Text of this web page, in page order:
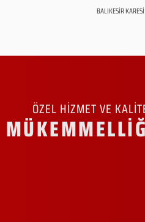
BALIKESİR
ÖZEL HİZMET VE